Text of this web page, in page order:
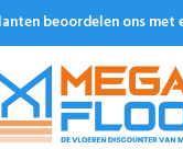
beoordelen ons met